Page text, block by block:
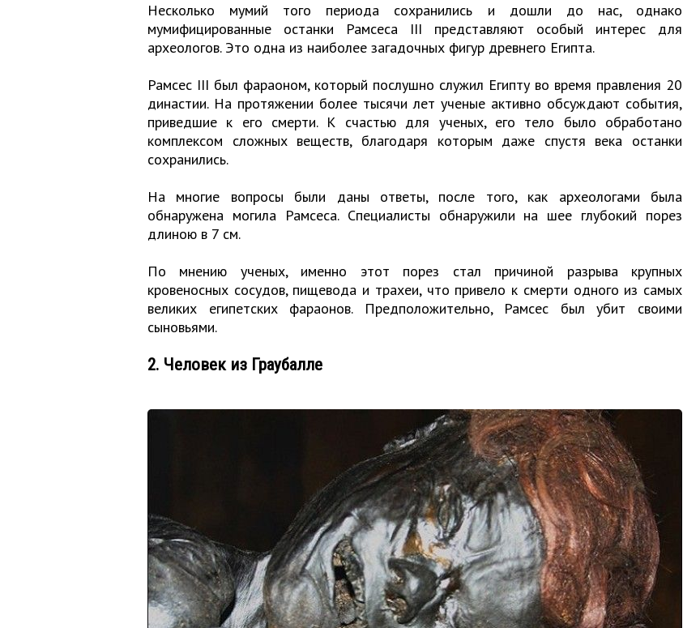
Несколько мумий того периода сохранились и дошли до нас, однако
мумифицированные останки Рамсеса III представляют особый интерес для
археологов. Это одна из наиболее загадочных фигур древнего Египта.
Рамсес III был фараоном, который послушно служил Египту во время правления 20
династии. На протяжении более тысячи лет ученые активно обсуждают события,
приведшие к его смерти. К счастью для ученых, его тело было обработано
комплексом сложных веществ, благодаря которым даже спустя века останки
сохранились.
На многие вопросы были даны ответы, после того, как археологами была
обнаружена могила Рамсеса. Специалисты обнаружили на шее глубокий порез
длиною в 7 см.
По мнению ученых, именно этот порез стал причиной разрыва крупных
кровеносных сосудов, пищевода и трахеи, что привело к смерти одного из самых
великих египетских фараонов. Предположительно, Рамсес был убит своими
сыновьями.
2. Человек из Граубалле